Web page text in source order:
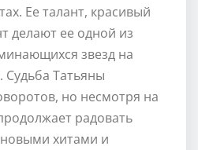
Ее талант, красивый
делают ее одной из
звезд на
Судьба Татьяны
но несмотря на
радовать
хитами и